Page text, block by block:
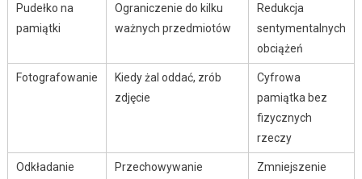
Pudełko na
pamiątki
Ograniczenie do kilku
ważnych przedmiotów
Redukcja
sentymentalnych
obciążeń
Fotografowanie
Kiedy żal oddać, zrób
zdjęcie
Cyfrowa
pamiątka bez
fizycznych
rzeczy
Odkładanie
Przechowywanie
Zmniejszenie